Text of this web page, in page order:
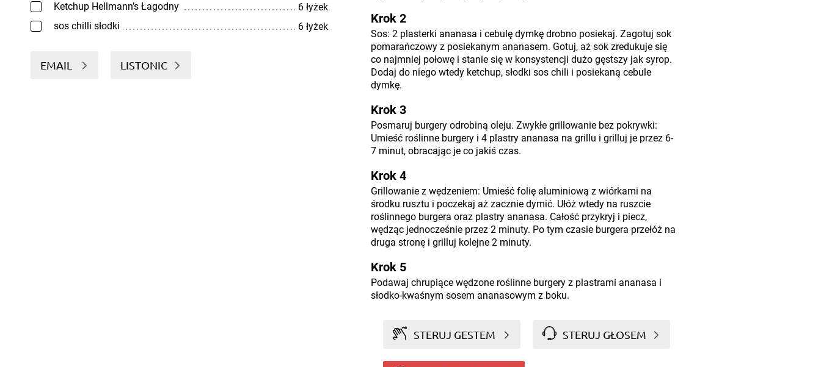
Ketchup Hellmann’s Łagodny
6 łyżek
sos chilli słodki
6 łyżek
EMAIL LISTONIC
Krok 2
Sos: 2 plasterki ananasa i cebulę dymkę drobno posiekaj. Zagotuj sok
pomarańczowy z posiekanym ananasem. Gotuj, aż sok zredukuje się
co najmniej połowę i stanie się w konsystencji dużo gęstszy jak syrop.
Dodaj do niego wtedy ketchup, słodki sos chili i posiekaną cebule
dymkę.
Krok 3
Posmaruj burgery odrobiną oleju. Zwykłe grillowanie bez pokrywki:
Umieść roślinne burgery i 4 plastry ananasa na grillu i grilluj je przez 6-
7 minut, obracając je co jakiś czas.
Krok 4
Grillowanie z wędzeniem: Umieść folię aluminiową z wiórkami na
środku rusztu i poczekaj aż zacznie dymić. Ułóż wtedy na ruszcie
roślinnego burgera oraz plastry ananasa. Całość przykryj i piecz,
wędząc jednocześnie przez 2 minuty. Po tym czasie burgera przełóż na
druga stronę i grilluj kolejne 2 minuty.
Krok 5
Podawaj chrupiące wędzone roślinne burgery z plastrami ananasa i
słodko-kwaśnym sosem ananasowym z boku.
STERUJ GESTEM STERUJ GŁOSEM